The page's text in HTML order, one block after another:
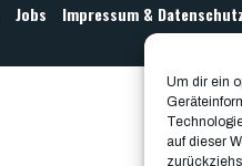
Um dir ein
auf dieser
Jobs Impressum &